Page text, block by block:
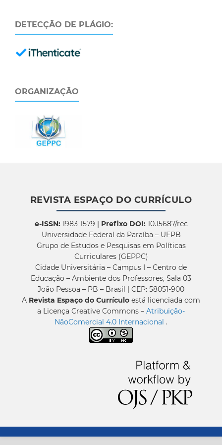
DETECÇÃO DE PLÁGIO:
ORGANIZAÇÃO
REVISTA ESPAÇO DO CURRÍCULO
e-ISSN:1983-1579 | Prefixo DOI:10.15687/rec
Universidade Federal da Paraíba – UFPB
Grupo de Estudos e Pesquisas em Políticas
Curriculares (GEPPC)
Cidade Universitária – Campus I – Centro de
Educação – Ambiente dos Professores, Sala 03
João Pessoa – PB – Brasil | CEP: 58051-900
A Revista Espaço do Currículo está licenciada com
a Licença Creative Commons – Atribuição-
NãoComercial 4.0 Internacional .